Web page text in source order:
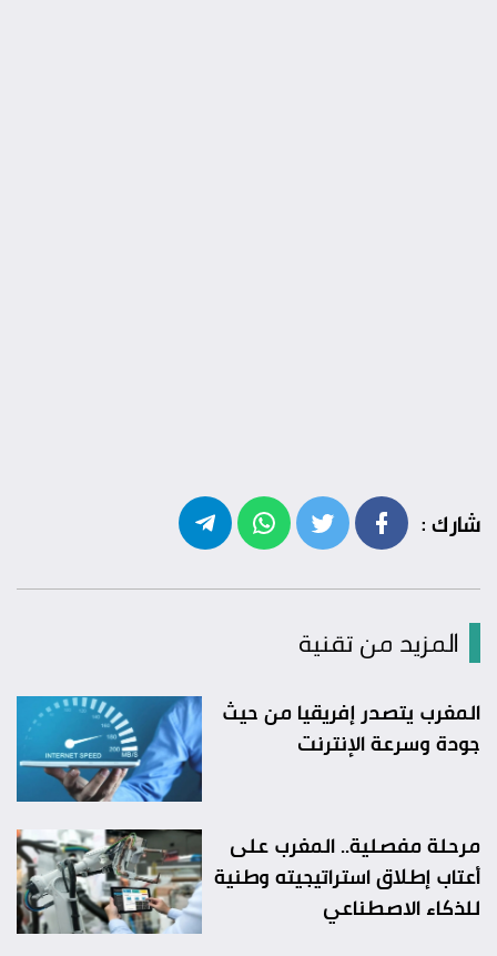
شارك :
المزيد من تقنية
المغرب يتصدر إفريقيا من حيث
جودة وسرعة الإنترنت
مرحلة مفصلية.. المغرب على
أعتاب إطلاق استراتيجيته وطنية
للذكاء الاصطناعي